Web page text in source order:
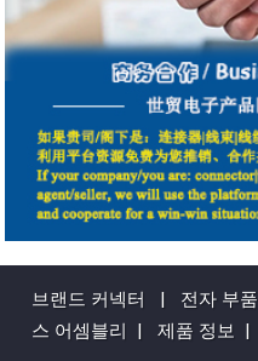
브랜드 커넥터 | 전자 부품
스 어셈블리 | 제품 정보 |